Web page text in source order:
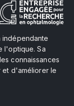
l'optique. Sa
connaissances
et d'améliorer le